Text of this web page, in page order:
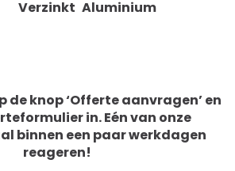
Verzinkt Aluminium
de knop ‘Offerte aanvragen’ en
in. Eén van onze
binnen een paar werkdagen
reageren!